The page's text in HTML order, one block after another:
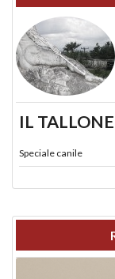
IL
Speciale canile